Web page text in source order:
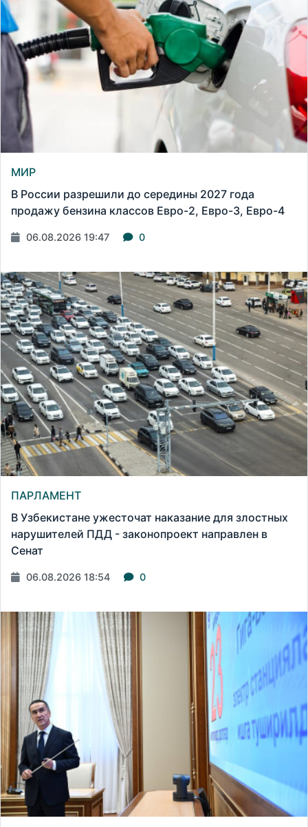
МИР
В России разрешили до середины 2027 года
продажу бензина классов Евро-2, Евро-3, Евро-4
06.08.2026 19:47 0
ПАРЛАМЕНТ
В Узбекистане ужесточат наказание для злостных
нарушителей ПДД - законопроект направлен в
Сенат
06.08.2026 18:54 0